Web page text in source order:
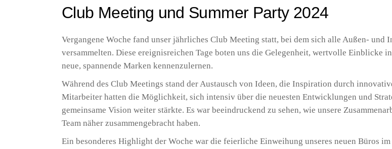
Club Meeting und Summer Party 2024
Vergangene Woche fand unser jährliches Club Meeting statt, bei dem sich alle Außen- und
versammelten. Diese ereignisreichen Tage boten uns die Gelegenheit, wertvolle Einblicke
neue, spannende Marken kennenzulernen.
Während des Club Meetings stand der Austausch von Ideen, die Inspiration durch
Mitarbeiter hatten die Möglichkeit, sich intensiv über die neuesten Entwicklungen und
gemeinsame Vision weiter stärkte. Es war beeindruckend zu sehen, wie unsere
Team näher zusammengebracht haben.
Ein besonderes Highlight der Woche war die feierliche Einweihung unseres neuen Büros